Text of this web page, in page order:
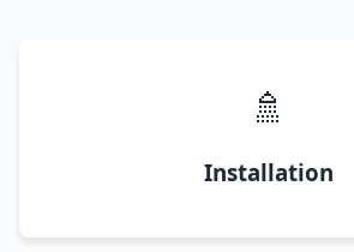
🚿
Installation